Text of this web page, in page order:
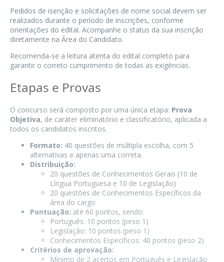
Pedidos de isenção e solicitações de nome social devem ser
realizados durante o período de inscrições, conforme
orientações do edital. Acompanhe o status da sua inscrição
diretamente na Área do Candidato.
Recomenda-se a leitura atenta do edital completo para
garantir o correto cumprimento de todas as exigências.
Etapas e Provas
O concurso será composto por uma única etapa: Prova
Objetiva, de caráter eliminatório e classificatório, aplicada a
todos os candidatos inscritos.
Formato: 40 questões de múltipla escolha, com 5
alternativas e apenas uma correta.
Distribuição:
20 questões de Conhecimentos Gerais (10 de
Língua Portuguesa e 10 de Legislação)
20 questões de Conhecimentos Específicos da
área do cargo
Pontuação: até 60 pontos, sendo:
Português: 10 pontos (peso 1)
Legislação: 10 pontos (peso 1)
Conhecimentos Específicos: 40 pontos (peso 2)
Critérios de aprovação:
Mínimo de 2 acertos em Português e Legislação